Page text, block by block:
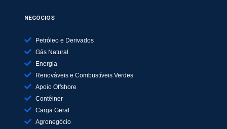
NEGÓCIOS
Petróleo e Derivados
Gás Natural
Energia
Renováveis e Combustíveis Verdes
Apoio Offshore
Contêiner
Carga Geral
Agronegócio